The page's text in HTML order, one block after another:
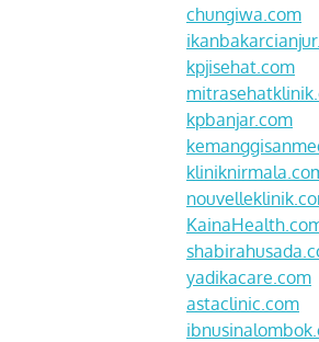
chungiwa.com
kpjisehat.com
kpbanjar.com
yadikacare.com
astaclinic.com